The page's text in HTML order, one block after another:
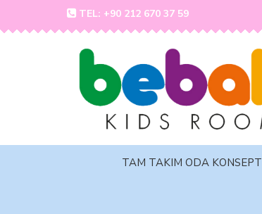
TEL: +90 212 670 37 59
TAM TAKIM ODA KONSEPT